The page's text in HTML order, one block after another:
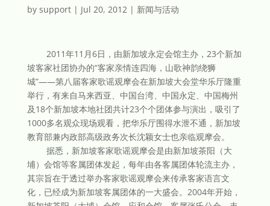
by support| Jul 20, 2012| 新闻与活动
2011年11月6日，由新加坡永定会馆主办，23个新加
坡客家社团协办的“客家亲情连四海，山歌神韵绕狮
城”——第八届客家歌谣观摩会在新加坡大会堂华乐厅隆重
举行，有来自马来西亚、中国台湾、中国永定、中国梅州
及18个新加坡本地社团共计23个个团体参与演出，吸引了
1000多名观众现场观看，把华乐厅围得水泄不通，新加坡
教育部兼内政部高级政务次长沈颖女士也亲临观摩会。
据悉，新加坡客家歌谣观摩会是由新加坡茶阳（大
埔）会馆等客属团体发起，每年由各客属团体轮流主办，
其宗旨在于透过举办客家歌谣观摩会来传承客家语言文
化，已经成为新加坡客属团体的一大盛会。2004年开始，